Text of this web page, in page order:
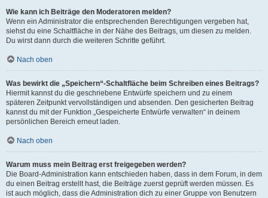
Wie kann ich Beiträge den Moderatoren melden?
Wenn ein Administrator die entsprechenden Berechtigungen vergeben hat,
siehst du eine Schaltfläche in der Nähe des Beitrags, um diesen zu melden.
Du wirst dann durch die weiteren Schritte geführt.
Nach oben
Was bewirkt die „Speichern“-Schaltfläche beim Schreiben eines Beitrags?
Hiermit kannst du die geschriebene Entwürfe speichern und zu einem
späteren Zeitpunkt vervollständigen und absenden. Den gesicherten Beitrag
kannst du mit der Funktion „Gespeicherte Entwürfe verwalten“ in deinem
persönlichen Bereich erneut laden.
Nach oben
Warum muss mein Beitrag erst freigegeben werden?
Die Board-Administration kann entschieden haben, dass in dem Forum, in dem
du einen Beitrag erstellt hast, die Beiträge zuerst geprüft werden müssen. Es
ist auch möglich, dass die Administration dich zu einer Gruppe von Benutzern